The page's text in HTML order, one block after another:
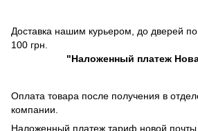
Доставка нашим курьером, до дверей
100 грн.
"Наложенный платеж
Оплата товара после получения в
компании.
Наложенный платеж тариф новой